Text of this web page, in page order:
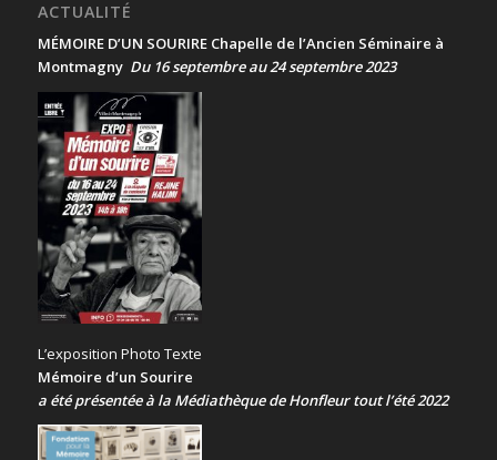
ACTUALITÉ
MÉMOIRE D’UN SOURIRE Chapelle de l’Ancien Séminaire à
Montmagny Du 16 septembre au 24 septembre 2023
L’exposition Photo Texte
Mémoire d’un Sourire
a été présentéeà la Médiathèque de Honfleur tout l’été 2022